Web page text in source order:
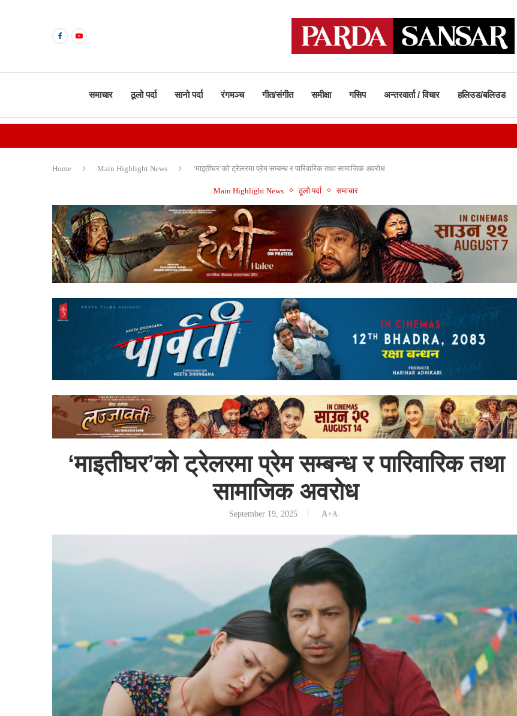
समाचार ठूलो पर्दा सानो पर्दा रंगमञ्च गीत/संगीत समीक्षा गसिप अन्तरवार्ता / विचार हलिउड/बलिउड
Home Main Highlight News ‘माइतीघर’को ट्रेलरमा प्रेम सम्बन्ध र पारिवारिक तथा सामाजिक अवरोध
Main Highlight News ठूलो पर्दा समाचार
‘माइतीघर’को ट्रेलरमा प्रेम सम्बन्ध र पारिवारिक तथा
सामाजिक अवरोध
September 19, 2025 A+A-